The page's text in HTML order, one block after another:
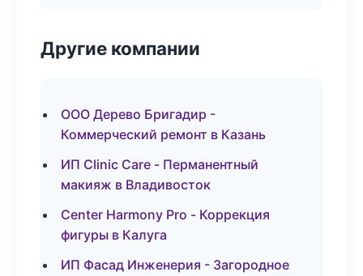
Другие компании
ООО Дерево Бригадир -
Коммерческий ремонт в Казань
ИП Clinic Care - Перманентный
макияж в Владивосток
Center Harmony Pro - Коррекция
фигуры в Калуга
ИП Фасад Инженерия - Загородное